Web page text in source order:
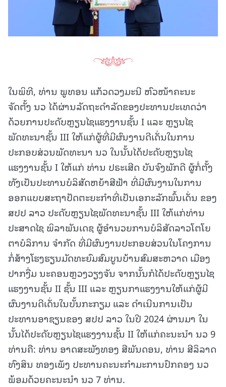
ໃນພິທີ, ທ່ານ ພູທອນ ແກ້ວດວງມະນີ ຫົວໜ້າຄະນະ
ຈັດຕັ້ງ ນວ ໄດ້ຜ່ານລັດຖະດຳລັດຂອງປະທານປະເທດວ່າ
ດ້ວຍການປະດັບຫຼຽນໄຊແຮງງານຊັ້ນ I ແລະ ຫຼຽນໄຊ
ພັດທະນາຊັ້ນ III ໃຫ້ແກ່ຜູ້ທີ່ມີຜົນງານດີເດັ່ນໃນການ
ປະກອບສ່ວນພັດທະນາ ນວ ໃນນັ້ນໄດ້ປະດັບຫຼຽນໄຊ
ແຮງງານຊັ້ນ I ໃຫ້ແກ່ ທ່ານ ປຣະເສີດ ບັນຈົງພັກດີ ຜູ້ກໍ່ຕັ້ງ
ທັງເປັນປະທານບໍລິສັດຫຍ້າສີຟ້າ ທີ່ມີຜົນງານໃນການ
ອອກແບບສະຖາປັດຕະຍະກໍາທີ່ເປັນເອກະລັກພົ້ນເດັ່ນ ຂອງ
ສປປ ລາວ ປະດັບຫຼຽນໄຊພັດທະນາຊັ້ນ III ໃຫ້ແກ່ທ່ານ
ປະສາດໄຊ ພິລາພັນເດຊ ຜູ້ອຳນວຍການບໍລິສັດລາວໂຕໂຍ
ຕາບໍລິການ ຈຳກັດ ທີ່ມີຜົນງານປະກອບສ່ວນໃນໂຄງການ
ກໍ່ສ້າງໂຮງຮຽນມັດທະຍົມສົມບູນບ້ານສົມສະຫວາດ ເມືອງ
ປາກງື່ມ ນະຄອນຫຼວງວຽງຈັນ ຈາກນັ້ນກໍໄດ້ປະດັບຫຼຽນໄຊ
ແຮງງານຊັ້ນ II ຊັ້ນ III ແລະ ຫຼຽນກາແຮງງານໃຫ້ແກ່ຜູ້ມີ
ຜົນງານດີເດັ່ນໃນບັ້ນກະກຽມ ແລະ ດໍາເນີນການເປັນ
ປະທານອາຊຽນຂອງ ສປປ ລາວ ໃນປີ 2024 ຜ່ານມາ ໃນ
ນັ້ນໄດ້ປະດັບຫຼຽນໄຊແຮງງານຊັ້ນ II ໃຫ້ແກ່ຄະນະນຳ ນວ 9
ທ່ານຄື: ທ່ານ ອາດສະພັງທອງ ສີພັນດອນ, ທ່ານ ສີລິລາດ
ທົງສິນ ທອງເພັງ ປະທານຄະນະກຳມະການປົກຄອງ ນວ
ພ້ອມດ້ວຍຄະນະນຳ ນວ 7 ທ່ານ.